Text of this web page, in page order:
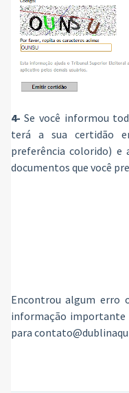
4- Se você informou
terá a sua certidão
preferência colorido)
documentos que você
Encontrou algum erro
informação importante
para